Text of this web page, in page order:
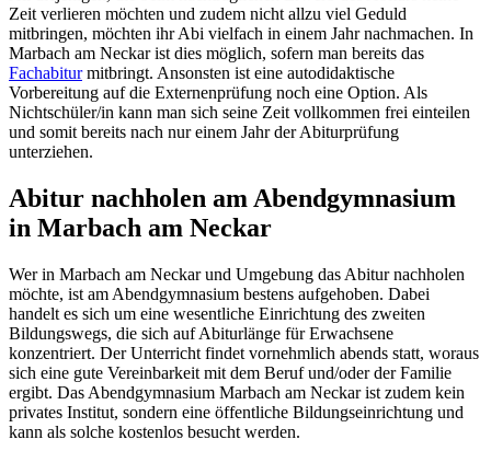
Zeit verlieren möchten und zudem nicht allzu viel Geduld
mitbringen, möchten ihr Abi vielfach in einem Jahr nachmachen. In
Marbach am Neckar ist dies möglich, sofern man bereits das
Fachabiturmitbringt. Ansonsten ist eine autodidaktische
Vorbereitung auf die Externenprüfung noch eine Option. Als
Nichtschüler/in kann man sich seine Zeit vollkommen frei einteilen
und somit bereits nach nur einem Jahr der Abiturprüfung
unterziehen.
Abitur nachholen am Abendgymnasium
in Marbach am Neckar
Wer in Marbach am Neckar und Umgebung das Abitur nachholen
möchte, ist am Abendgymnasium bestens aufgehoben. Dabei
handelt es sich um eine wesentliche Einrichtung des zweiten
Bildungswegs, die sich auf Abiturlänge für Erwachsene
konzentriert. Der Unterricht findet vornehmlich abends statt, woraus
sich eine gute Vereinbarkeit mit dem Beruf und/oder der Familie
ergibt. Das Abendgymnasium Marbach am Neckar ist zudem kein
privates Institut, sondern eine öffentliche Bildungseinrichtung und
kann als solche kostenlos besucht werden.